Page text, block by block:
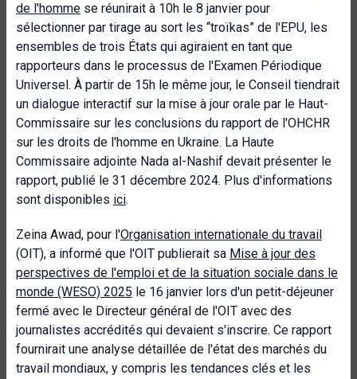
de l'homme se réunirait à 10h le 8 janvier pour
sélectionner par tirage au sort les “troïkas” de l'EPU, les
ensembles de trois États qui agiraient en tant que
rapporteurs dans le processus de l'Examen Périodique
Universel. À partir de 15h le même jour, le Conseil tiendrait
un dialogue interactif sur la mise à jour orale par le Haut-
Commissaire sur les conclusions du rapport de l'OHCHR
sur les droits de l'homme en Ukraine. La Haute
Commissaire adjointe Nada al-Nashif devait présenter le
rapport, publié le 31 décembre 2024. Plus d'informations
sont disponibles ici.
Zeina Awad, pour l'Organisation internationale du travail
(OIT), a informé que l'OIT publierait sa Mise à jour des
perspectives de l'emploi et de la situation sociale dans le
monde (WESO) 2025 le 16 janvier lors d'un petit-déjeuner
fermé avec le Directeur général de l'OIT avec des
journalistes accrédités qui devaient s'inscrire. Ce rapport
fournirait une analyse détaillée de l'état des marchés du
travail mondiaux, y compris les tendances clés et les